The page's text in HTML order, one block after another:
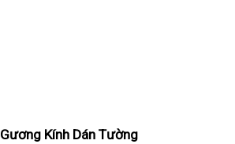
Gương Kính Dán Tường